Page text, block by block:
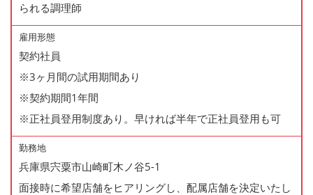
られる調理師
雇用形態
契約社員
※3ヶ月間の試用期間あり
※契約期間1年間
※正社員登用制度あり。早ければ半年で正社員登用も可
勤務地
兵庫県宍粟市山崎町木ノ谷5-1
面接時に希望店舗をヒアリングし、配属店舗を決定いたし